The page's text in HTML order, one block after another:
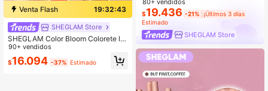
Venta Flash 19:32:42
SHEGLAM Store
SHEGLAM Color Bloom Colorete líq
uido-Candy Apple colorete Marca d
e Belleza Cosmética Maquillaje par
a Mujeres y Niñas
90+ vendidos
$16.094 -37% Estimado
80+ vendidos
$19.436 -21% ¡Últimos 3 días
Estimado
SHEGLAM Store